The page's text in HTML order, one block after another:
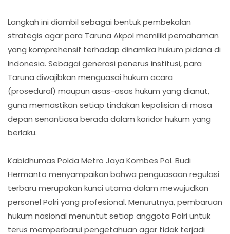
Langkah ini diambil sebagai bentuk pembekalan
strategis agar para Taruna Akpol memiliki pemahaman
yang komprehensif terhadap dinamika hukum pidana di
Indonesia. Sebagai generasi penerus institusi, para
Taruna diwajibkan menguasai hukum acara
(prosedural) maupun asas-asas hukum yang dianut,
guna memastikan setiap tindakan kepolisian di masa
depan senantiasa berada dalam koridor hukum yang
berlaku.
Kabidhumas Polda Metro Jaya Kombes Pol. Budi
Hermanto menyampaikan bahwa penguasaan regulasi
terbaru merupakan kunci utama dalam mewujudkan
personel Polri yang profesional. Menurutnya, pembaruan
hukum nasional menuntut setiap anggota Polri untuk
terus memperbarui pengetahuan agar tidak terjadi